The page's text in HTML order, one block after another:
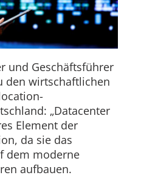
und Geschäftsführer
den wirtschaftlichen
„Datacenter
Element der
da sie das
dem moderne
aufbauen.